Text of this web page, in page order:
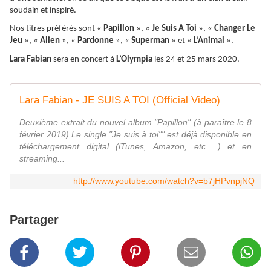
soudain et inspiré.
Nos titres préférés sont « Papillon », « Je Suis A Toi », « Changer Le
Jeu », « Alien », « Pardonne », « Superman » et « L’Animal ».
Lara Fabian sera en concert à L’Olympia les 24 et 25 mars 2020.
Lara Fabian - JE SUIS A TOI (Official Video)
Deuxième extrait du nouvel album "Papillon" (à paraître le 8
février 2019) Le single "Je suis à toi"" est déjà disponible en
téléchargement digital (iTunes, Amazon, etc ..) et en
streaming...
http://www.youtube.com/watch?v=b7jHPvnpjNQ
Partager